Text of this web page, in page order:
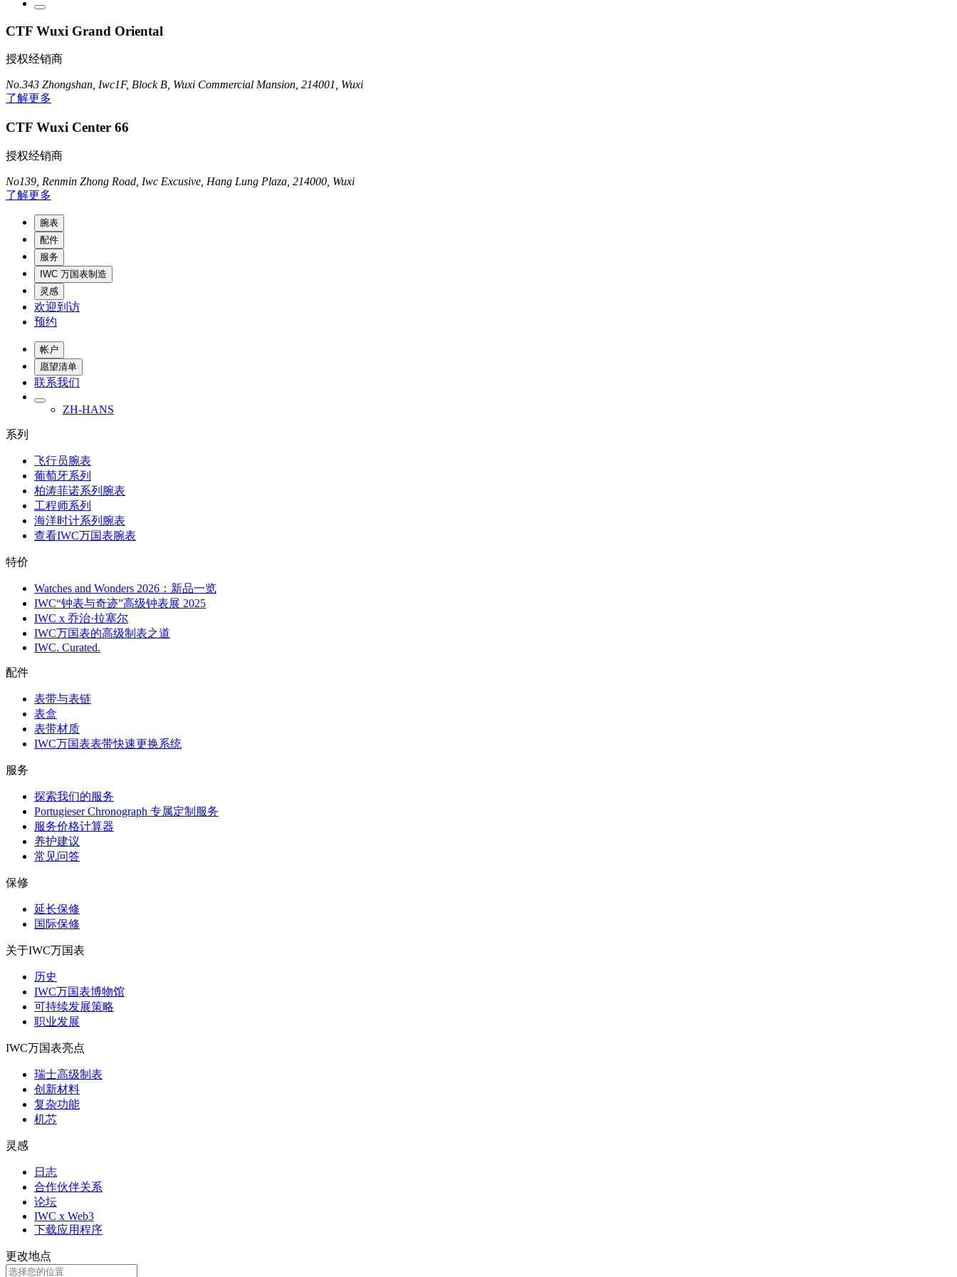
CTF Wuxi Grand Oriental
授权经销商
No.343 Zhongshan, Iwc1F, Block B, Wuxi Commercial Mansion, 214001, Wuxi
了解更多
CTF Wuxi Center 66
授权经销商
No139, Renmin Zhong Road, Iwc Excusive, Hang Lung Plaza, 214000, Wuxi
了解更多
腕表
配件
服务
IWC 万国表制造
灵感
欢迎到访
预约
帐户
愿望清单
联系我们
ZH-HANS
系列
飞行员腕表
葡萄牙系列
柏涛菲诺系列腕表
工程师系列
海洋时计系列腕表
查看IWC万国表腕表
特价
Watches and Wonders 2026：新品一览
IWC“钟表与奇迹”高级钟表展 2025
IWC x 乔治·拉塞尔
IWC万国表的高级制表之道
IWC. Curated.
配件
表带与表链
表盒
表带材质
IWC万国表表带快速更换系统
服务
探索我们的服务
Portugieser Chronograph 专属定制服务
服务价格计算器
养护建议
常见问答
保修
延长保修
国际保修
关于IWC万国表
历史
IWC万国表博物馆
可持续发展策略
职业发展
IWC万国表亮点
瑞士高级制表
创新材料
复杂功能
机芯
灵感
日志
合作伙伴关系
论坛
IWC x Web3
下载应用程序
更改地点